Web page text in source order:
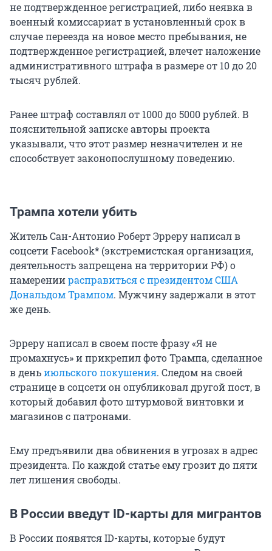
не подтвержденное регистрацией, либо неявка в
военный комиссариат в установленный срок в
случае переезда на новое место пребывания, не
подтвержденное регистрацией, влечет наложение
административного штрафа в размере от 10 до 20
тысяч рублей.
Ранее штраф составлял от 1000 до 5000 рублей. В
пояснительной записке авторы проекта
указывали, что этот размер незначителен и не
способствует законопослушному поведению.
Трампа хотели убить
Житель Сан-Антонио Роберт Эрреру написал в
соцсети Facebook* (экстремистская организация,
деятельность запрещена на территории РФ) о
намерениирасправиться с президентом США
Дональдом Трампом. Мужчину задержали в этот
же день.
Эрреру написал в своем посте фразу «Я не
промахнусь» и прикрепил фото Трампа, сделанное
в деньиюльского покушения. Следом на своей
странице в соцсети он опубликовал другой пост, в
который добавил фото штурмовой винтовки и
магазинов с патронами.
Ему предъявили два обвинения в угрозах в адрес
президента. По каждой статье ему грозит до пяти
лет лишения свободы.
В России введут ID-карты для мигрантов
В России появятся ID-карты, которые будут